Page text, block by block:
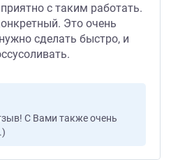
с таким работать.
Это очень
сделать быстро, и
С Вами также очень